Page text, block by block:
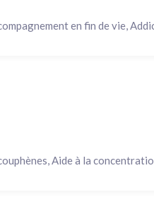
en fin de vie,
Aide à la